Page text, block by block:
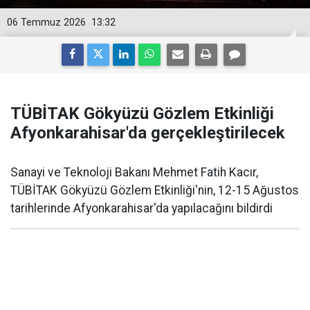
13:32
06 Temmuz 2026
TÜBİTAK Gökyüzü Gözlem Etkinliği
Afyonkarahisar'da gerçekleştirilecek
Sanayi ve Teknoloji Bakanı Mehmet Fatih Kacır,
TÜBİTAK Gökyüzü Gözlem Etkinliği'nin, 12-15 Ağustos
tarihlerinde Afyonkarahisar'da yapılacağını bildirdi